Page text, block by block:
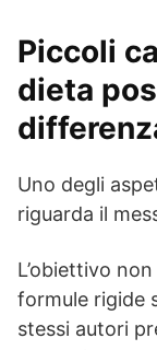
Piccoli
dieta
Uno degli
riguarda il
L’obiettivo
formule rigide
stessi autori